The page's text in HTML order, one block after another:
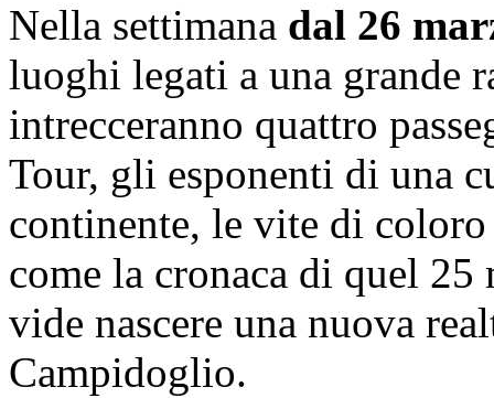
Nella settimana dal 26
luoghi legati a una grande
intrecceranno quattro
Tour, gli esponenti di una
continente, le vite di
come la cronaca di quel
vide nascere una nuova
Campidoglio.